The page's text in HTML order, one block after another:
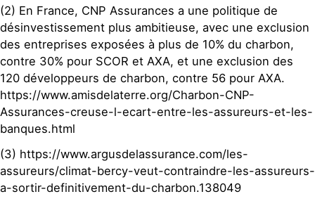
(2) En France, CNP Assurances a une politique de
désinvestissement plus ambitieuse, avec une exclusion
des entreprises exposées à plus de 10% du charbon,
contre 30% pour SCOR et AXA, et une exclusion des
120 développeurs de charbon, contre 56 pour AXA.
https://www.amisdelaterre.org/Charbon-CNP-
Assurances-creuse-l-ecart-entre-les-assureurs-et-les-
banques.html
(3) https://www.argusdelassurance.com/les-
assureurs/climat-bercy-veut-contraindre-les-assureurs-
a-sortir-definitivement-du-charbon.138049